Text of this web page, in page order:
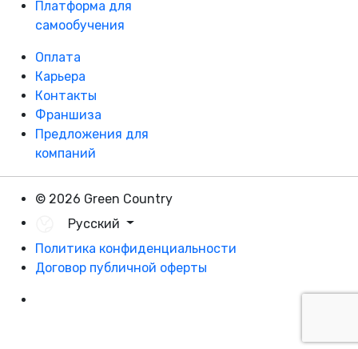
Платформа для
самообучения
Оплата
Карьера
Контакты
Франшиза
Предложения для
компаний
© 2026 Green Country
Русский
Политика конфиденциальности
Договор публичной оферты